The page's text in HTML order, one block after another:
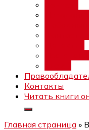
Контакты
Читать книги
Главная страница »